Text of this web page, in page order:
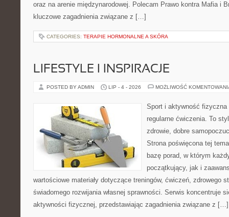
oraz na arenie międzynarodowej. Polecam Prawo kontra Mafia i
kluczowe zagadnienia związane z […]
CATEGORIES: TERAPIE HORMONALNE A SKÓRA
LIFESTYLE I INSPIRACJE
POSTED BY ADMIN LIP - 4 - 2026 MOŻLIWOŚĆ
Sport i aktywność
regularne ćwiczenia. To
zdrowie, dobre
Strona poświęcona tej
bazę porad, w którym
początkujący, jak i
wartościowe materiały dotyczące treningów, ćwiczeń, zdrowego
świadomego rozwijania własnej sprawności. Serwis koncentruje
aktywności fizycznej, przedstawiając zagadnienia związane z […]